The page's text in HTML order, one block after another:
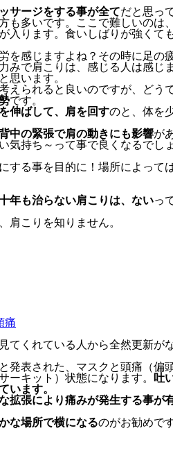
サージをする事が全てだと思っ
多いです。ここで難しいのは
ります。食いしばりが強くても
感じますよね？その時に足の
で肩こりは、感じる人は感
思います。
えられると良いのですが、どう
です。
伸ばして、肩を回すのと、体を
中の緊張で肩の動きにも影響が
気持ち～って事で良くなるでし
る事を目的に！場所によって
年も治らない肩こりは、ないっ
こりを知りません。
痛
てくれている人から全然更新が
発表された、マスクと頭痛（偏
ーキット）状態になります。
吐
います。
拡張により痛みが発生する事が
な場所で横になるのがお勧めで